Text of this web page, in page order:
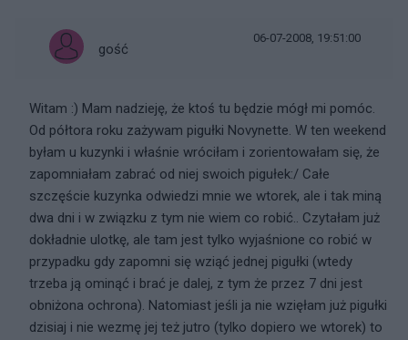
gość
06-07-2008, 19:51:00
Witam :) Mam nadzieję, że ktoś tu będzie mógł mi pomóc.
Od półtora roku zażywam pigułki Novynette. W ten weekend
byłam u kuzynki i właśnie wróciłam i zorientowałam się, że
zapomniałam zabrać od niej swoich pigułek:/ Całe
szczęście kuzynka odwiedzi mnie we wtorek, ale i tak miną
dwa dni i w związku z tym nie wiem co robić.. Czytałam już
dokładnie ulotkę, ale tam jest tylko wyjaśnione co robić w
przypadku gdy zapomni się wziąć jednej pigułki (wtedy
trzeba ją ominąć i brać je dalej, z tym że przez 7 dni jest
obniżona ochrona). Natomiast jeśli ja nie wzięłam już pigułki
dzisiaj i nie wezmę jej też jutro (tylko dopiero we wtorek) to